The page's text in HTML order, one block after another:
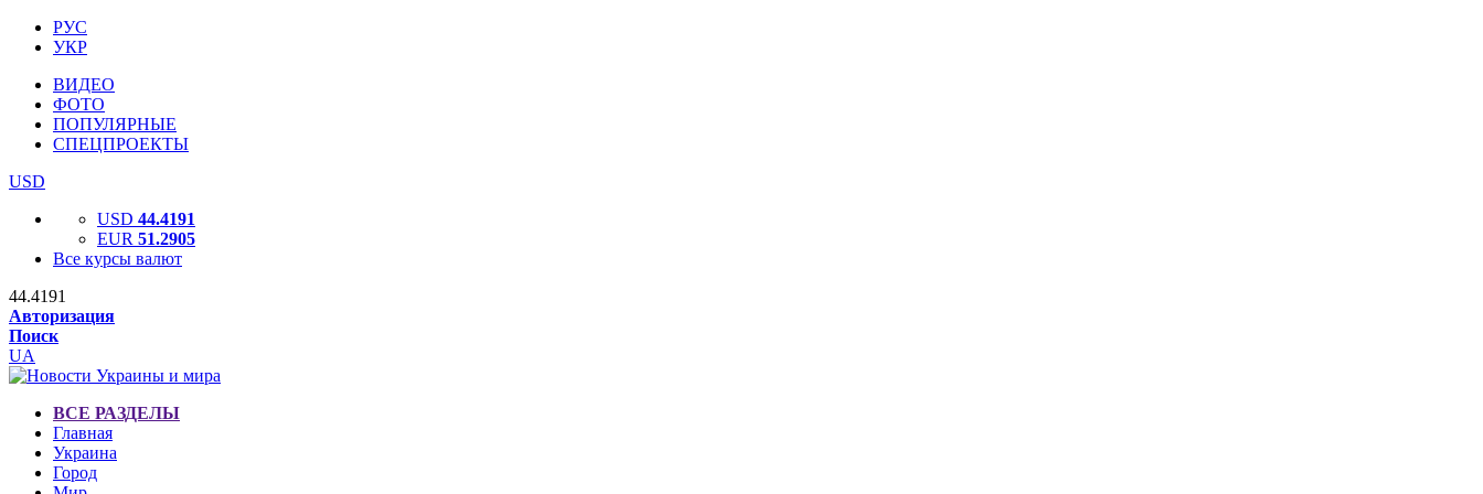
РУС
УКР
ВИДЕО
ФОТО
ПОПУЛЯРНЫЕ
СПЕЦПРОЕКТЫ
USD
USD 44.4191
EUR 51.2905
Все курсы валют
44.4191
Авторизация
Поиск
UA
ВСЕ РАЗДЕЛЫ
Главная
Украина
Город